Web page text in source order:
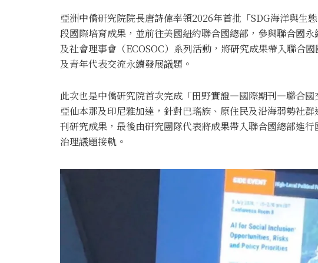
亞洲中僑研究院院長唐詩偉率領2026年首批「SDG海洋與生
段國際培育成果，並前往美國紐約聯合國總部，參與聯合國
及社會理事會（ECOSOC）系列活動，將研究成果帶入聯合
及青年代表交流永續發展議題。
此次也是中僑研究院首次完成「田野實證—國際期刊—聯合國
亞仙本那及印尼雅加達，針對巴瑤族、原住民及沿海弱勢社
刊研究成果，最後由研究團隊代表將成果帶入聯合國總部進
治理議題接軌。